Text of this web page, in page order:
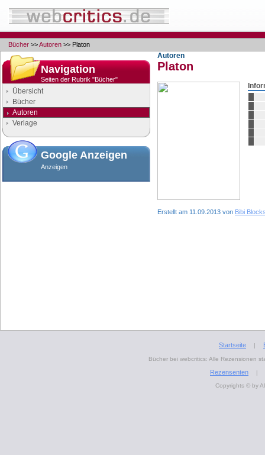
Bücher >>Autoren >> Platon
Navigation
Seiten der Rubrik "Bücher"
Übersicht
Bücher
Autoren
Verlage
Google Anzeigen
Anzeigen
Autoren
Platon
Erstellt am 11.09.2013 von Bibi
Startseite |
Bücher bei webcritics: Alle Rezensionen
Rezensenten
|
Copyrights © by